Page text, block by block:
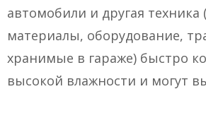
автомобили и другая техника
материалы, оборудование,
хранимые в гараже) быстро
высокой влажности и могут